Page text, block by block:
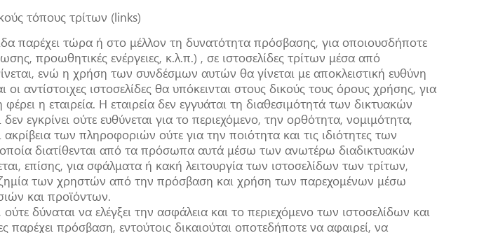
τόπους τρίτων (links)
παρέχει τώρα ή στο μέλλον τη δυνατότητα πρόσβασης, για οποιουσδήποτε
προωθητικές ενέργειες, κ.λ.π.) , σε ιστοσελίδες τρίτων μέσα από
ενώ η χρήση των συνδέσμων αυτών θα γίνεται με αποκλειστική ευθύνη
αντίστοιχες ιστοσελίδες θα υπόκεινται στους δικούς τους όρους χρήσης, για
η εταιρεία. Η εταιρεία δεν εγγυάται τη διαθεσιμότητά των δικτυακών
εγκρίνει ούτε ευθύνεται για το περιεχόμενο, την ορθότητα, νομιμότητα,
των πληροφοριών ούτε για την ποιότητα και τις ιδιότητες των
διατίθενται από τα πρόσωπα αυτά μέσω των ανωτέρω διαδικτυακών
επίσης, για σφάλματα ή κακή λειτουργία των ιστοσελίδων των τρίτων,
των χρηστών από την πρόσβαση και χρήση των παρεχομένων μέσω
και προϊόντων.
δύναται να ελέγξει την ασφάλεια και το περιεχόμενο των ιστοσελίδων και
παρέχει πρόσβαση, εντούτοις δικαιούται οποτεδήποτε να αφαιρεί, να